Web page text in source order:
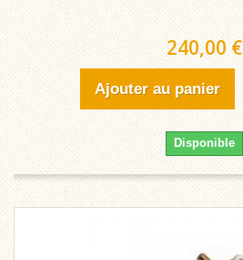
240,00 €
Ajouter au panier
Disponible